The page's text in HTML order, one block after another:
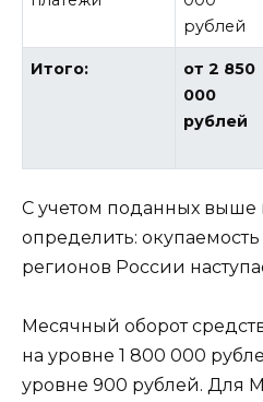
рублей
Итого:
от 2 850
000
рублей
С учетом поданных выше
определить:
регионов России
Месячный оборот
на уровне 1 800 000
уровне 900 рублей. Для